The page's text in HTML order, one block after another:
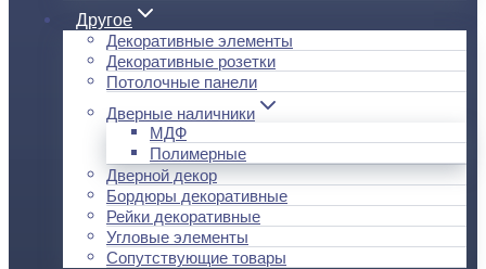
Другое
Декоративные элементы
Декоративные розетки
Потолочные панели
Дверные наличники
МДФ
Полимерные
Дверной декор
Бордюры декоративные
Рейки декоративные
Угловые элементы
Сопутствующие товары